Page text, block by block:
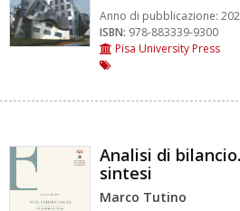
Anno di pubblicazione:
ISBN: 978-883339-9300
Pisa University Press
Analisi di
sintesi
Marco Tutino